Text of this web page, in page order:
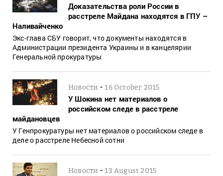
Доказательства роли России в
расстреле Майдана находятся в ГПУ –
Наливайченко
Экс-глава СБУ говорит, что документы находятся в
Администрации президента Украины и в канцелярии
Генеральной прокуратуры
Новости -16 October 2015
У Шокина нет материалов о
российском следе в расстреле
майдановцев
У Генпрокуратуры нет материалов о российском следе в
деле о расстреле Небесной сотни
Новости -13 August 2015